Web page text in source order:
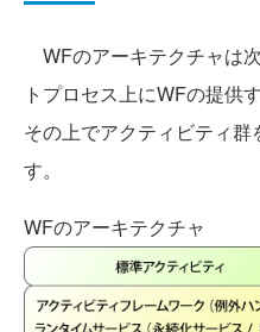
WFのアーキテクチャは
トプロセス上にWFの提供
その上でアクティビティ群
す。
WFのアーキテクチャ